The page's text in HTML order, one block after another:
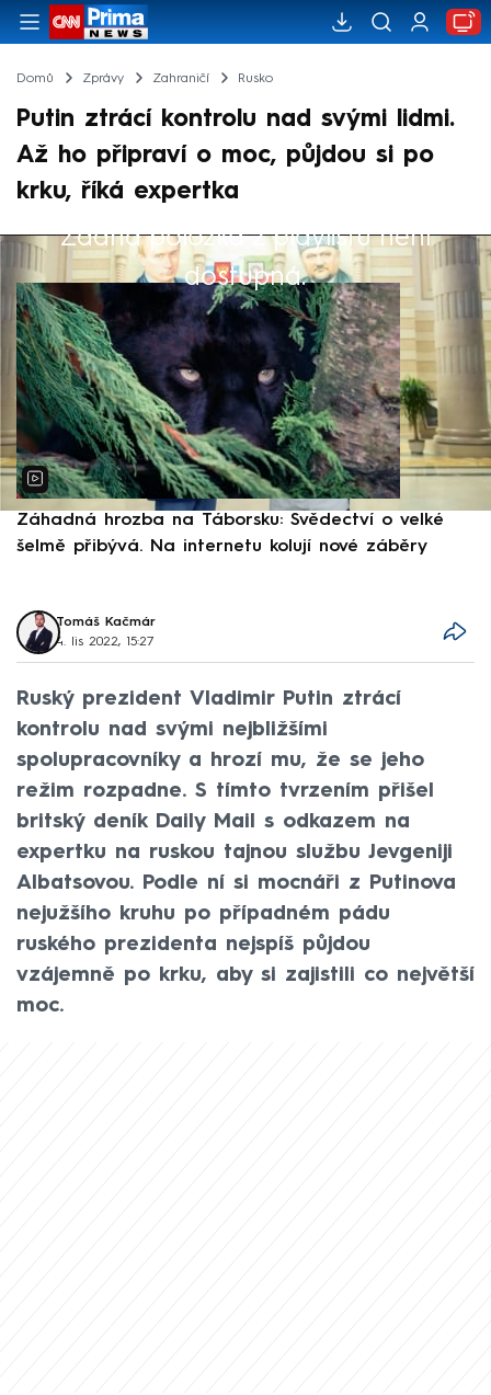
Domů Zprávy Zahraničí Rusko
Putin ztrácí kontrolu nad svými lidmi.
Až ho připraví o moc, půjdou si po
krku, říká expertka
Žádná položka z playlistu není
dostupná.
Výběr redakce
Záhadná hrozba na Táborsku: Svědectví o velké
šelmě přibývá. Na internetu kolují nové záběry
Tomáš Kačmár
4. lis 2022, 15:27
Ruský prezident Vladimir Putin ztrácí
kontrolu nad svými nejbližšími
spolupracovníky a hrozí mu, že se jeho
režim rozpadne. S tímto tvrzením přišel
britský deník Daily Mail s odkazem na
expertku na ruskou tajnou službu Jevgeniji
Albatsovou. Podle ní si mocnáři z Putinova
nejužšího kruhu po případném pádu
ruského prezidenta nejspíš půjdou
vzájemně po krku, aby si zajistili co největší
moc.